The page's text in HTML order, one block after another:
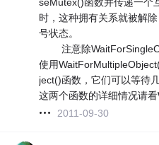
时，这种拥有关系就被解
号状态。
注意除
使用
ject()函数，它们可以等待
这两个函数的详细情况请看
2011-09-30